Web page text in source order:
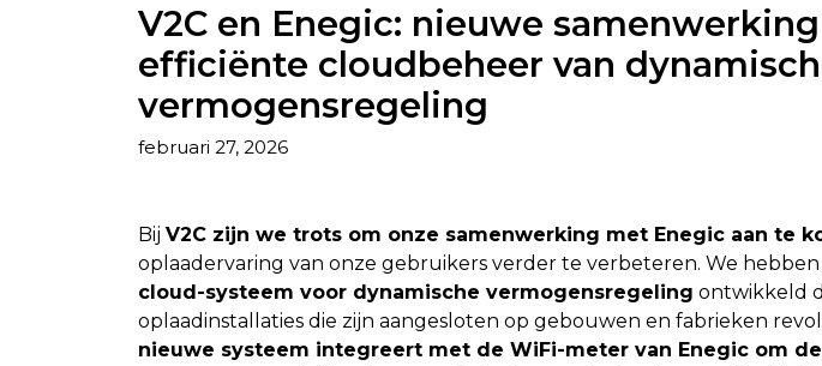
V2C en Enegic: nieuwe
efficiënte cloudbeheer van
vermogensregeling
februari 27, 2026
Bij V2C zijn we trots om onze samenwerking met Enegic aan te
oplaadervaring van onze gebruikers verder te verbeteren. We hebben
cloud-systeem voor dynamische vermogensregeling ontwikkeld
oplaadinstallaties die zijn aangesloten op gebouwen en fabrieken
nieuwe systeem integreert met de WiFi-meter van Enegic om de